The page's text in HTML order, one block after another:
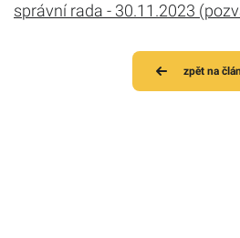
správní rada - 30.11.2023
zpět na